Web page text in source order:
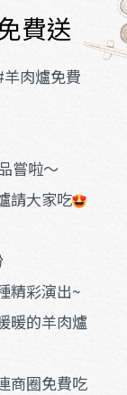
費送
肉爐免費
嘗啦～
請大家吃
精彩演出~
暖的羊肉爐
商圈免費吃